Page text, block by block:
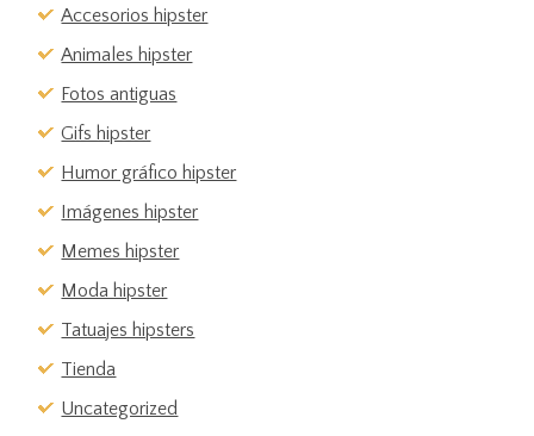
Accesorios hipster
Animales hipster
Fotos antiguas
Gifs hipster
Humor gráfico hipster
Imágenes hipster
Memes hipster
Moda hipster
Tatuajes hipsters
Tienda
Uncategorized